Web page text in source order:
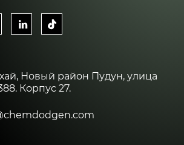
 
Новый район Пудун, улица
Корпус 27.